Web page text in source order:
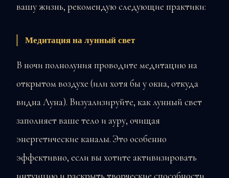
вашу жизнь, рекомендую следующие практики:
Медитация на лунный свет
В ночи полнолуния проводите медитацию на
открытом воздухе (или хотя бы у окна, откуда
видна Луна). Визуализируйте, как лунный свет
заполняет ваше тело и ауру, очищая
энергетические каналы. Это особенно
эффективно, если вы хотите активизировать